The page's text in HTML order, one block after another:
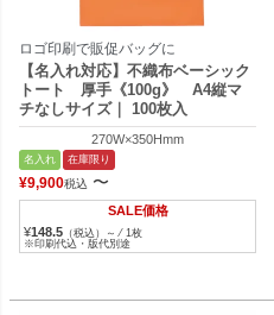
ロゴ印刷で販促バッグに
【名入れ対応】不織布ベーシック
トート 厚手《100g》 A4縦マ
チなしサイズ｜ 100枚入
270W×350Hmm
名入れ 在庫限り
¥9,900税込 〜
SALE価格
¥148.5 （税込）～ ⁄ 1枚
※印刷代込・版代別途